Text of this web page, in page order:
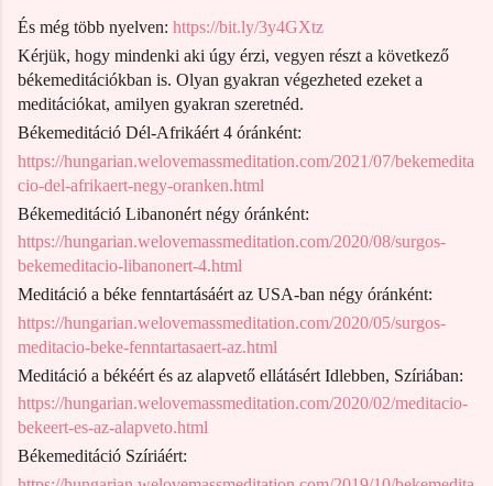
És még több nyelven: https://bit.ly/3y4GXtz
Kérjük, hogy mindenki aki úgy érzi, vegyen részt a következő
békemeditációkban is. Olyan gyakran végezheted ezeket a
meditációkat, amilyen gyakran szeretnéd.
Békemeditáció Dél-Afrikáért 4 óránként:
https://hungarian.welovemassmeditation.com/2021/07/bekemedita
cio-del-afrikaert-negy-oranken.html
Békemeditáció Libanonért négy óránként:
https://hungarian.welovemassmeditation.com/2020/08/surgos-
bekemeditacio-libanonert-4.html
Meditáció a béke fenntartásáért az USA-ban négy óránként:
https://hungarian.welovemassmeditation.com/2020/05/surgos-
meditacio-beke-fenntartasaert-az.html
Meditáció a békéért és az alapvető ellátásért Idlebben, Szíriában:
https://hungarian.welovemassmeditation.com/2020/02/meditacio-
bekeert-es-az-alapveto.html
Békemeditáció Szíriáért: